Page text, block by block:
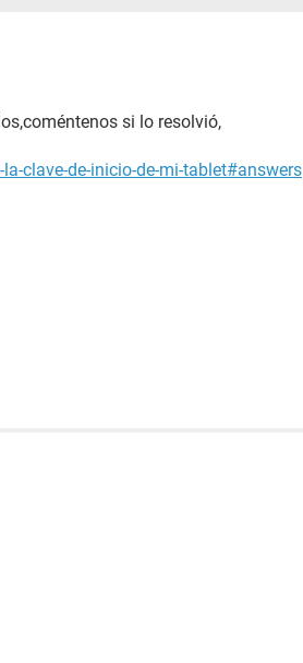
si lo resolvió,
clave-de-inicio-de-mi-tablet#answers